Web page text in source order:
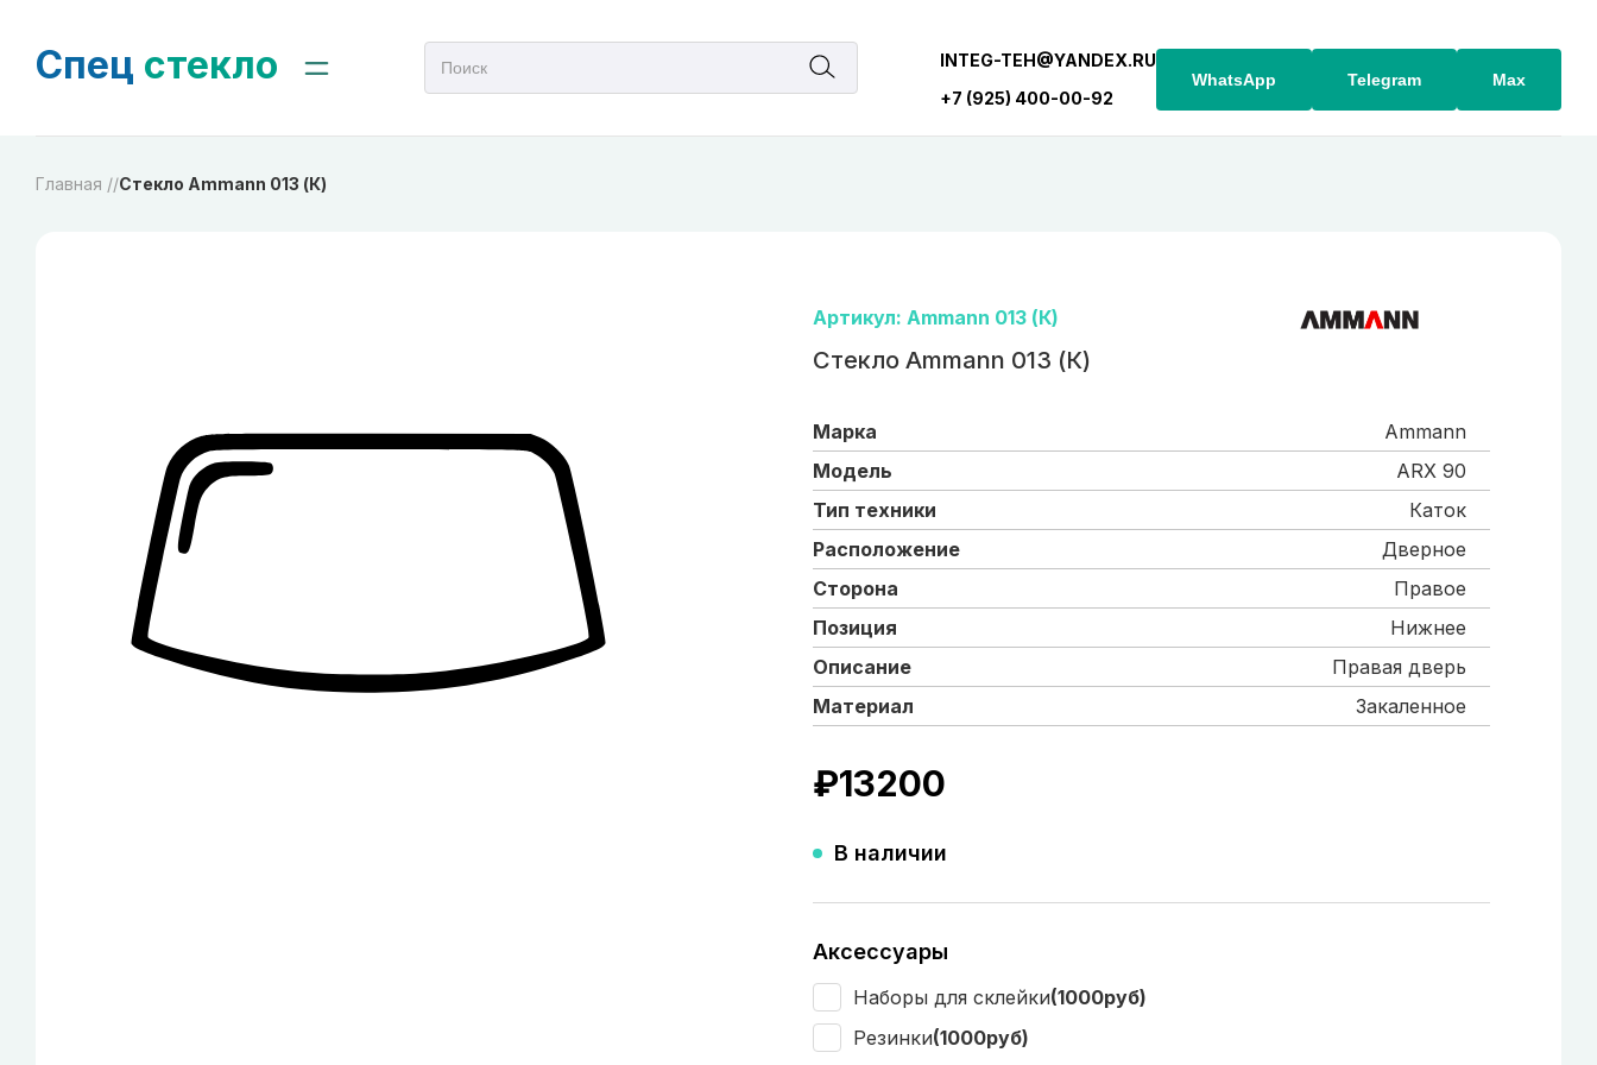
Спец стекло
INTEG-TEH@YANDEX.RU
+7 (925) 400-00-92
WhatsApp Telegram Max
Главная //Стекло Ammann 013 (К)
Артикул: Ammann 013 (К)
Стекло Ammann 013 (К)
Марка
Ammann
Модель
ARX 90
Тип техники
Каток
Расположение
Дверное
Сторона
Правое
Позиция
Нижнее
Описание
Правая дверь
Материал
Закаленное
₽13200
В наличии
Аксессуары
Наборы для склейки(1000руб)
Резинки(1000руб)